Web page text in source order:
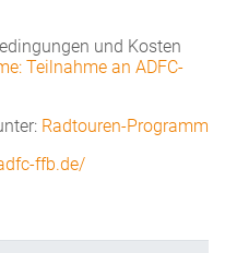
und Kosten
Teilnahme an ADFC-
Radtouren-Programm
ffb.de/